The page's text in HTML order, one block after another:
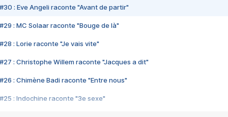
#30 : Eve Angeli raconte "Avant de partir"
#29 : MC Solaar raconte "Bouge de là"
#28 : Lorie raconte "Je vais vite"
#27 : Christophe Willem raconte "Jacques a dit"
#26 : Chimène Badi raconte "Entre nous"
#25 : Indochine raconte "3e sexe"